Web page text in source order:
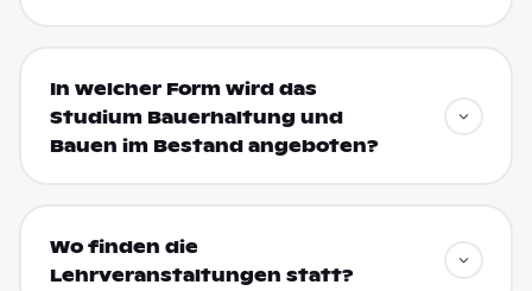
In welcher Form wird das
Studium Bauerhaltung und
Bauen im Bestand angeboten?
Wo finden die
Lehrveranstaltungen statt?